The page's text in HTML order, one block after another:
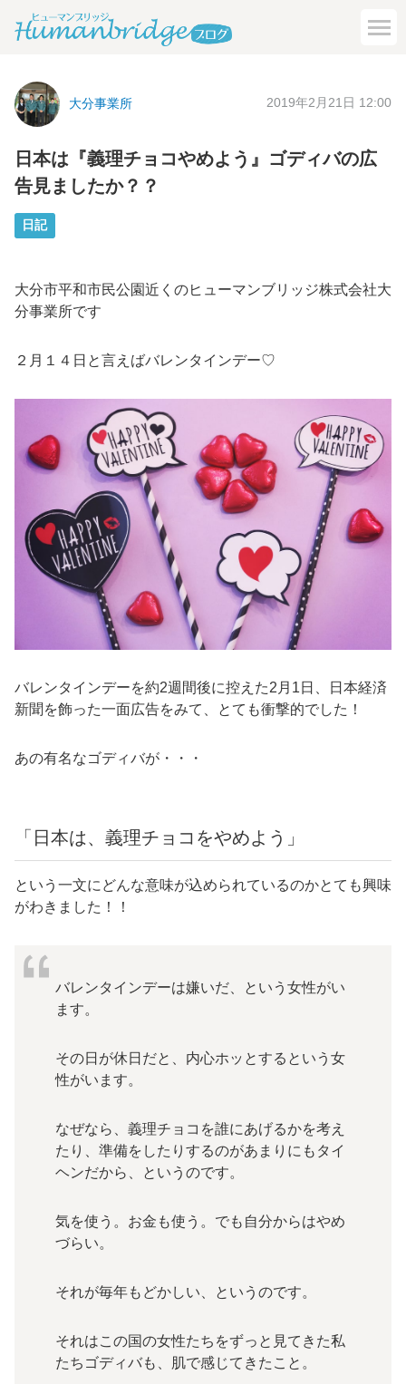
大分事業所 2019年2月21日 12:00
日本は『義理チョコやめよう』ゴディバの広
告見ましたか？？
日記
大分市平和市民公園近くのヒューマンブリッジ株式会社大
分事業所です
２月１４日と言えばバレンタインデー♡
バレンタインデーを約2週間後に控えた2月1日、日本経済
新聞を飾った一面広告をみて、とても衝撃的でした！
あの有名なゴディバが・・・
「日本は、義理チョコをやめよう」
という一文にどんな意味が込められているのかとても興味
がわきました！！
バレンタインデーは嫌いだ、という女性がい
ます。
その日が休日だと、内心ホッとするという女
性がいます。
なぜなら、義理チョコを誰にあげるかを考え
たり、準備をしたりするのがあまりにもタイ
ヘンだから、というのです。
気を使う。お金も使う。でも自分からはやめ
づらい。
それが毎年もどかしい、というのです。
それはこの国の女性たちをずっと見てきた私
たちゴディバも、肌で感じてきたこと。